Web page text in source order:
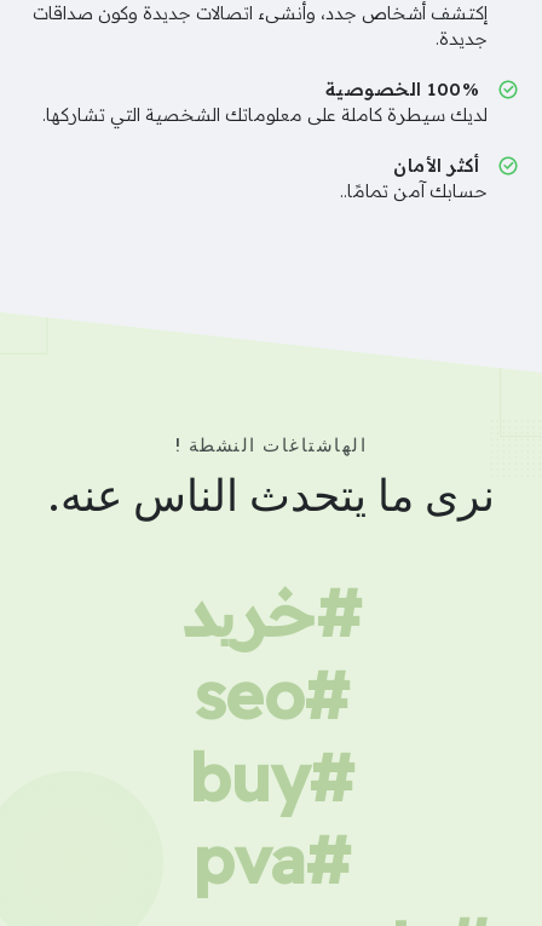
إكتشف أشخاص جدد، وأنشىء اتصالات جديدة وكون صداقات
جديدة.
100% الخصوصية
لديك سيطرة كاملة على معلوماتك الشخصية التي تشاركها.
أكثر الأمان
حسابك آمن تمامًا..
الهاشتاغات النشطة !
نرى ما يتحدث الناس عنه.
#خرید
#seo
#buy
#pva